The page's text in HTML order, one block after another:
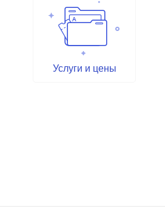
Услуги и цены